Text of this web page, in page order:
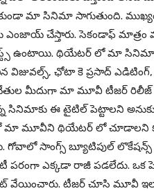
మా సినిమా సాగుతుంది.
చేస్తారు. సెకండాఫ్ మాత్రం
ఉంటాయి. థియేటర్ లో మా సినిమా
విజువల్స్, ఛోటా కె ప్రసాద్
మీదుగా మా మూవీ టీజర్
ఈ టైటిల్ పెట్టాలని
మా మూవీని థియేటర్ లో చూడాలని
సాంగ్స్ బ్యూటిపుల్
పరంగా ఎక్కడా రాజీ పడలేదు. ఒక
వేయించారు. టీజర్ చూసి మూవీ ఇలా